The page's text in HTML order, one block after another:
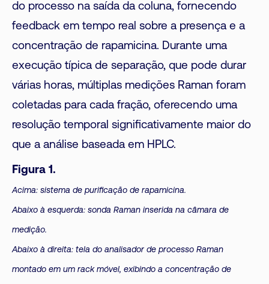
do processo na saída da coluna, fornecendo
feedback em tempo real sobre a presença e a
concentração de rapamicina. Durante uma
execução típica de separação, que pode durar
várias horas, múltiplas medições Raman foram
coletadas para cada fração, oferecendo uma
resolução temporal significativamente maior do
que a análise baseada em HPLC.
Figura 1.
Acima: sistema de purificação de rapamicina.
Abaixo à esquerda: sonda Raman inserida na câmara de
medição.
Abaixo à direita: tela do analisador de processo Raman
montado em um rack móvel, exibindo a concentração de